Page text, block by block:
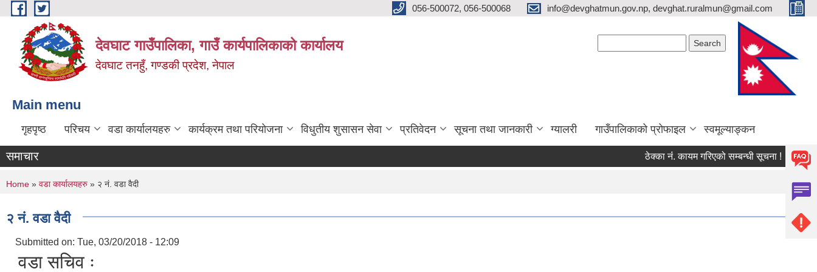
Skip to main content 056-500072, 056-500068 info@devghatmun.gov.np, devghat.ruralmun@gmail.com
देवघाट गाउँपालिका, गाउँ कार्यपालिकाको कार्यालय
देवघाट तनहुँ, गण्डकी प्रदेश, नेपाल
Main menu
गृहपृष्ठ परिचय वडा कार्यालयहरु कार्यक्रम तथा परियोजना विधुतीय शुसासन सेवा प्रतिवेदन सूचना तथा जानकारी ग्यालरी गाउँपालिकाको प्रोफाइल स्वमूल्याङ्कन
समाचार ठेक्का नंं. कायम गरिएको सम्बन्धी सूचना ! जिल्ला
You are here
Home » वडा कार्यालयहरु » २ नं. वडा वैदी
२ नं. वडा वैदी
Submitted on: Tue, 03/20/2018 - 12:09
वडा सचिव ः